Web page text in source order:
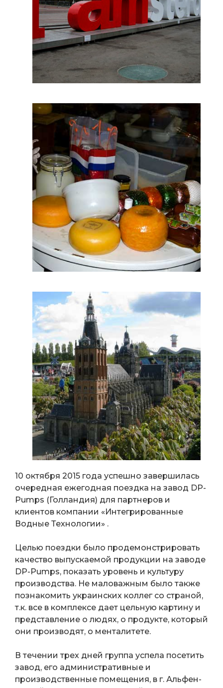
10 октября 2015 года успешно завершилась
очередная ежегодная поездка на завод DP-
Pumps (Голландия) для партнеров и
клиентов компании «Интегрированные
Водные Технологии» .
Целью поездки было продемонстрировать
качество выпускаемой продукции на заводе
DP-Pumps, показать уровень и культуру
производства. Не маловажным было также
познакомить украинских коллег со страной,
т.к. все в комплексе дает цельную картину и
представление о людях, о продукте, который
они производят, о менталитете.
В течении трех дней группа успела посетить
завод, его административные и
производственные помещения, в г. Альфен-